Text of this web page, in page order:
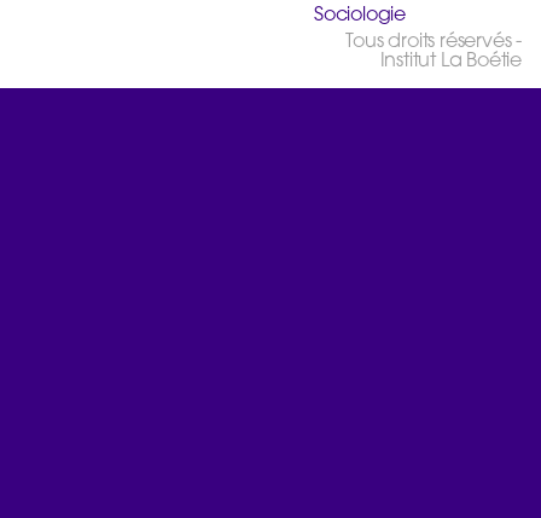
Sociologie
Tous droits réservés -
Institut La Boétie